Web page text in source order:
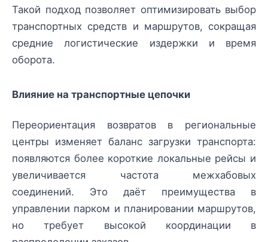
Такой подход позволяет оптимизировать выбор
транспортных средств и маршрутов, сокращая
средние логистические издержки и время
оборота.
Влияние на транспортные цепочки
Переориентация возвратов в региональные
центры изменяет баланс загрузки транспорта:
появляются более короткие локальные рейсы и
увеличивается частота межхабовых
соединений. Это даёт преимущества в
управлении парком и планировании маршрутов,
но требует высокой координации в